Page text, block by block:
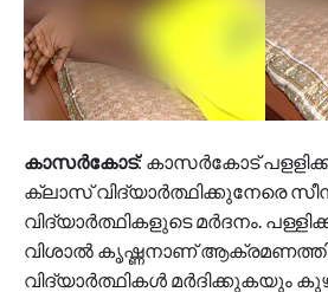
കാസര്‍കോട്: കാസർകോട്
ക്ലാസ് വിദ്യാർത്ഥിക്കുനേരെ
വിദ്യാർത്ഥികളുടെ മർദനം.
വിശാൽ കൃഷ്ണനാണ്
വിദ്യാർത്ഥികൾ മർദിക്കുകയും